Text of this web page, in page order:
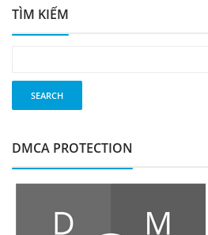
TÌM KIẾM
DMCA PROTECTION